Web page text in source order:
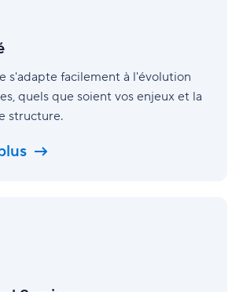
s'adapte facilement à l'évolution
quels que soient vos enjeux et la
structure.